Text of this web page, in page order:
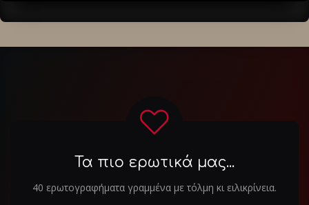
Τα πιο ερωτικά μας...
40 ερωτογραφήματα γραμμένα με τόλμη κι ειλικρίνεια.